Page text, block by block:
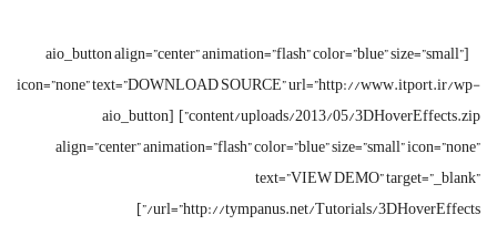
[aio_button align=”center” animation=”flash” color=”blue” size=”small”
icon=”none” text=”DOWNLOAD SOURCE” url=”http://www.itport.ir/wp-
content/uploads/2013/05/3DHoverEffects.zip”] [aio_button
align=”center” animation=”flash” color=”blue” size=”small” icon=”none”
text=”VIEW DEMO” target=”_blank”
url=”http://tympanus.net/Tutorials/3DHoverEffects/”]